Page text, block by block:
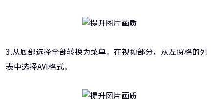
3.从底部选择全部转换为菜单。在视频部分，从左窗格的列
表中选择AVI格式。